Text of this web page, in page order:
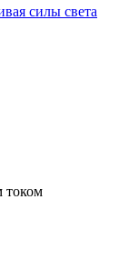
силы света
током